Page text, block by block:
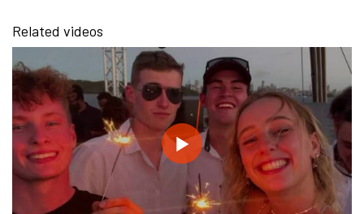
Related videos